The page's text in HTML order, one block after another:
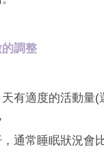
調整
有適度的活動量(
通常睡眠狀況會